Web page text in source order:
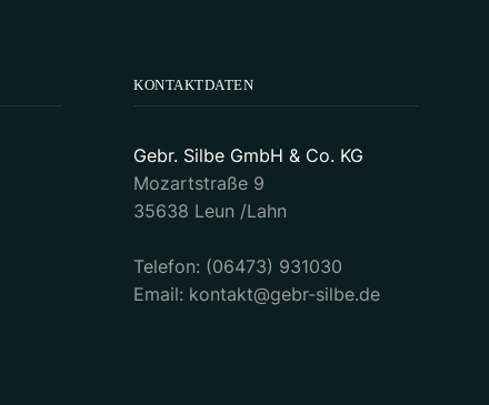
KONTAKTDATEN
Gebr. Silbe GmbH & Co. KG
Mozartstraße 9
35638 Leun /Lahn
Telefon: (06473) 931030
Email: kontakt@gebr-silbe.de